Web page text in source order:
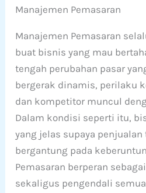
Manajemen Pemasaran
Manajemen Pemasaran
buat bisnis yang mau
tengah perubahan pasar
bergerak dinamis, perilaku
dan kompetitor muncul
Dalam kondisi seperti itu,
yang jelas supaya
bergantung pada
Pemasaran berperan
sekaligus pengendali